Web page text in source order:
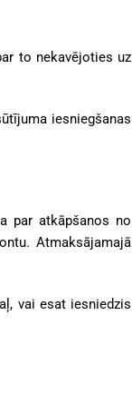
to nekavējoties uz
iesniegšanas
par atkāpšanos no
Atmaksājamajā
vai esat iesniedzis